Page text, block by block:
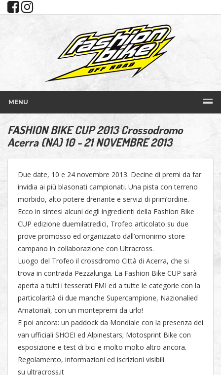
MENU
FASHION BIKE CUP 2013 Crossodromo
Acerra (NA) 10 - 21 NOVEMBRE 2013
Due date, 10 e 24 novembre 2013. Decine di premi da far
invidia ai più blasonati campionati. Una pista con terreno
morbido, alto potere drenante e servizi di prim’ordine.
Ecco in sintesi alcuni degli ingredienti della Fashion Bike
CUP edizione duemilatredici, Trofeo articolato su due
prove promosso ed organizzato dall’omonimo store
campano in collaborazione con Ultracross.
Luogo del Trofeo il crossdromo Città di Acerra, che si
trova in contrada Pezzalunga. La Fashion Bike CUP sarà
aperta a tutti i tesserati FMI ed a tutte le categorie con la
particolarità di due manche Supercampione, Nazionalied
Amatoriali, con un montepremi da urlo!
E poi ancora: un paddock da Mondiale con la presenza dei
van ufficiali SHOEI ed Alpinestars; Motosprint Bike con
esposizione e test di bici e molto molto altro ancora.
Regolamento, informazioni ed iscrizioni visibili
su ultracross.it